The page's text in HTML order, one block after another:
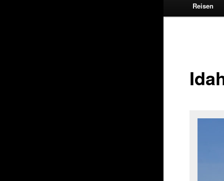
Reisen